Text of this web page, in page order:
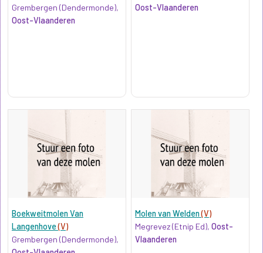
Grembergen (Dendermonde),
Oost-Vlaanderen
Oost-Vlaanderen
Boekweitmolen Van
Langenhove(V)
Grembergen (Dendermonde),
Molen van Welden(V)
Megrevez (Etnip Ed),Oost-
Vlaanderen